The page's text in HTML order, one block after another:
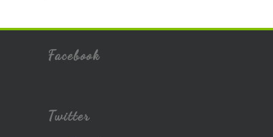
Facebook
Twitter